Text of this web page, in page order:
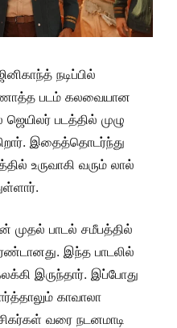
நடிப்பில்
படம் கலவையான
படத்தில் முழு
இதைத்தொடர்ந்து
உருவாகி வரும் லால்
முதல் பாடல் சமீபத்தில்
இந்த பாடலில்
இருந்தார். இப்போது
காவாலா
வரை நடனமாடி